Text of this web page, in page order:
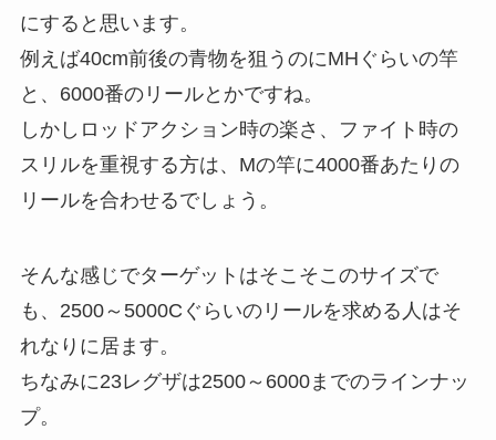
にすると思います。
例えば40cm前後の青物を狙うのにMHぐらいの竿
と、6000番のリールとかですね。
しかしロッドアクション時の楽さ、ファイト時の
スリルを重視する方は、Mの竿に4000番あたりの
リールを合わせるでしょう。
そんな感じでターゲットはそこそこのサイズで
も、2500～5000Cぐらいのリールを求める人はそ
れなりに居ます。
ちなみに23レグザは2500～6000までのラインナッ
プ。